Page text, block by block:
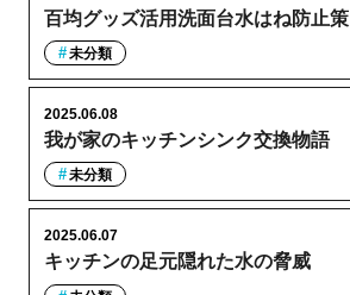
百均グッズ活用洗面台水はね防止策
未分類
我が家のキッチンシンク交換物語
2025.06.08
未分類
キッチンの足元隠れた水の脅威
2025.06.07